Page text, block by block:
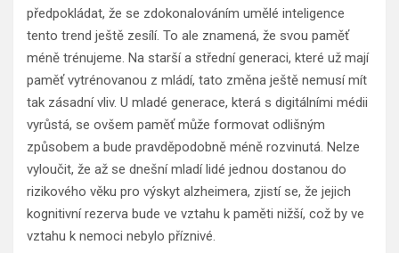
předpokládat, že se zdokonalováním umělé inteligence
tento trend ještě zesílí. To ale znamená, že svou paměť
méně trénujeme. Na starší a střední generaci, které už mají
paměť vytrénovanou z mládí, tato změna ještě nemusí mít
tak zásadní vliv. U mladé generace, která s digitálními médii
vyrůstá, se ovšem paměť může formovat odlišným
způsobem a bude pravděpodobně méně rozvinutá. Nelze
vyloučit, že až se dnešní mladí lidé jednou dostanou do
rizikového věku pro výskyt alzheimera, zjistí se, že jejich
kognitivní rezerva bude ve vztahu k paměti nižší, což by ve
vztahu k nemoci nebylo příznivé.